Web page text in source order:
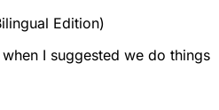
Edition)
I suggested we do things